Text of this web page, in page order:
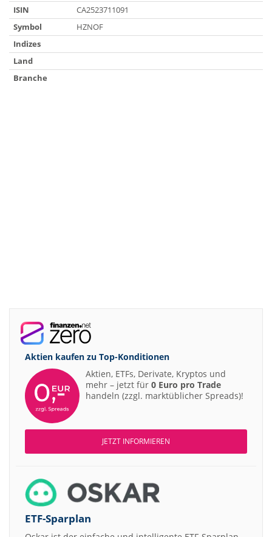
ISIN
CA2523711091
Symbol
HZNOF
Indizes
Land
Branche
Aktien kaufen zu Top-Konditionen
Aktien, ETFs, Derivate, Kryptos und
mehr – jetzt für 0 Euro pro Trade
handeln (zzgl. marktüblicher Spreads)!
JETZT INFORMIEREN
ETF-Sparplan